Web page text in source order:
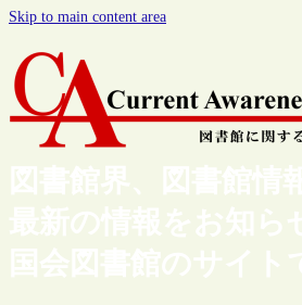
Skip to main content area
図書館界、図書館情
最新の情報をお知ら
国会図書館のサイト